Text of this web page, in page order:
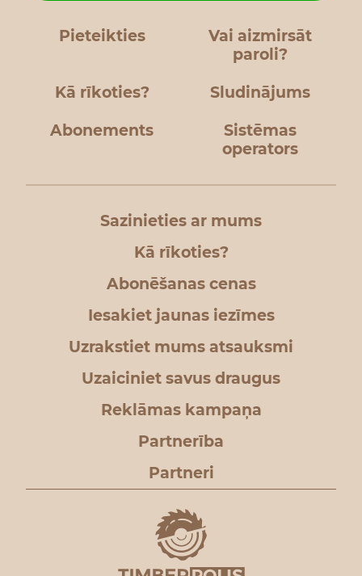
Pieteikties
Vai aizmirsāt
paroli?
Kā rīkoties? Sludinājums
Abonements
Sistēmas
operators
Sazinieties ar mums
Kā rīkoties?
Abonēšanas cenas
Iesakiet jaunas iezīmes
Uzrakstiet mums atsauksmi
Uzaiciniet savus draugus
Reklāmas kampaņa
Partnerība
Partneri